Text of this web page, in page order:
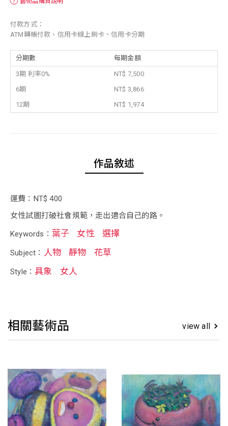
付款方式：
ATM轉帳付款、信用卡線上刷卡、信用卡分期
分期數 每期金額
3期 利率0%
NT$ 7,500
6期
NT$ 3,866
12期
NT$ 1,974
作品敘述
運費：NT$ 400
女性試圖打破社會規範，走出適合自己的路。
Keywords： 葉子 女性 選擇
Subject： 人物 靜物 花草
Style： 具象 女人
相關藝術品 view all